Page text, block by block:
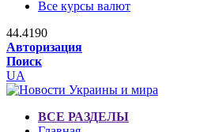
Все курсы валют
44.4190
Авторизация
Поиск
UA
ВСЕ РАЗДЕЛЫ